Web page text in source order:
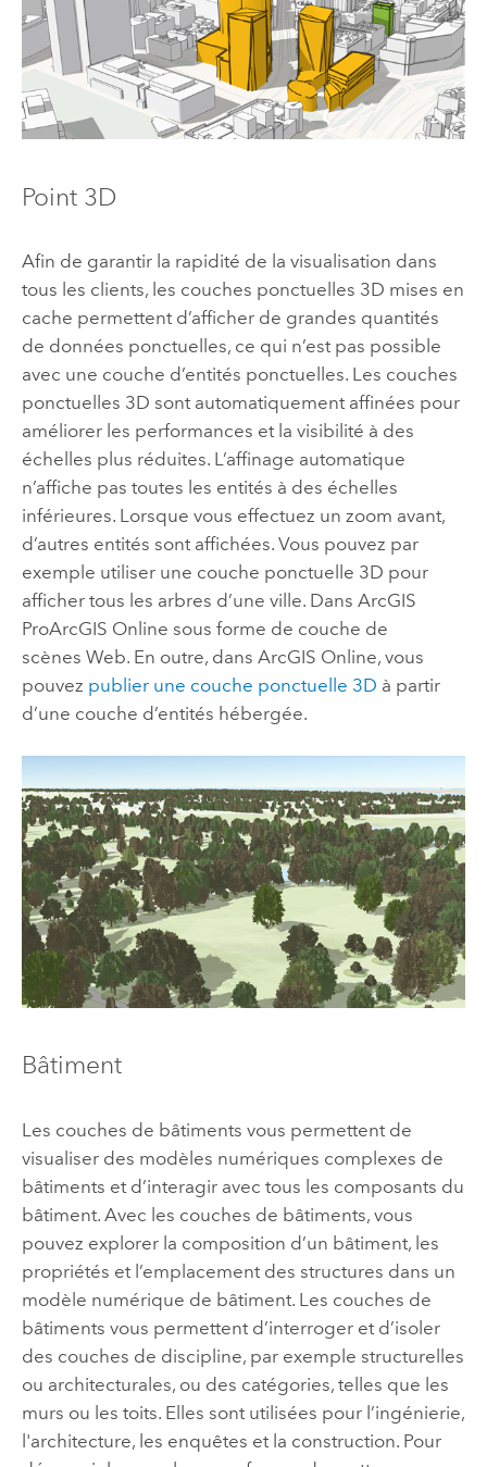
Point 3D
Afin de garantir la rapidité de la visualisation dans
tous les clients, les couches ponctuelles 3D mises en
cache permettent d’afficher de grandes quantités
de données ponctuelles, ce qui n’est pas possible
avec une couche d’entités ponctuelles. Les couches
ponctuelles 3D sont automatiquement affinées pour
améliorer les performances et la visibilité à des
échelles plus réduites. L’affinage automatique
n’affiche pas toutes les entités à des échelles
inférieures. Lorsque vous effectuez un zoom avant,
d’autres entités sont affichées. Vous pouvez par
exemple utiliser une couche ponctuelle 3D pour
afficher tous les arbres d’une ville. Dans ArcGIS
ProArcGIS Online sous forme de couche de
scènes Web. En outre, dans ArcGIS Online, vous
pouvez publier une couche ponctuelle 3D à partir
d’une couche d’entités hébergée.
Bâtiment
Les couches de bâtiments vous permettent de
visualiser des modèles numériques complexes de
bâtiments et d’interagir avec tous les composants du
bâtiment. Avec les couches de bâtiments, vous
pouvez explorer la composition d’un bâtiment, les
propriétés et l’emplacement des structures dans un
modèle numérique de bâtiment. Les couches de
bâtiments vous permettent d’interroger et d’isoler
des couches de discipline, par exemple structurelles
ou architecturales, ou des catégories, telles que les
murs ou les toits. Elles sont utilisées pour l’ingénierie,
l'architecture, les enquêtes et la construction. Pour